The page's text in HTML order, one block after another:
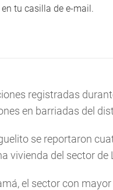
tu casilla de e-mail.
registradas
en barriadas del
se reportaron
vivienda del sector
el sector con